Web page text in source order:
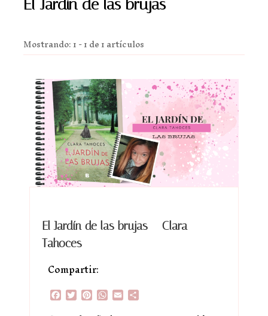
El Jardín de las brujas
Mostrando: 1 - 1 de 1 artículos
El Jardín de las brujas – Clara
Tahoces
Compartir:
Facebook
Twitter
Pinterest
WhatsApp
Email